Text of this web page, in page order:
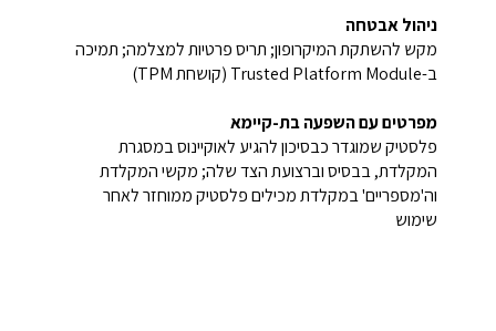
ניהול אבטחה
מקש להשתקת המיקרופון; תריס פרטיות למצלמה; תמיכה
ב-Trusted Platform Module (קושחת TPM)‎
מפרטים עם השפעה בת-קיימא
פלסטיק שמוגדר כבסיכון להגיע לאוקיינוס במסגרת
המקלדת, בבסיס וברצועת הצד שלה; מקשי המקלדת
וה'מספריים' במקלדת מכילים פלסטיק ממוחזר לאחר
שימוש